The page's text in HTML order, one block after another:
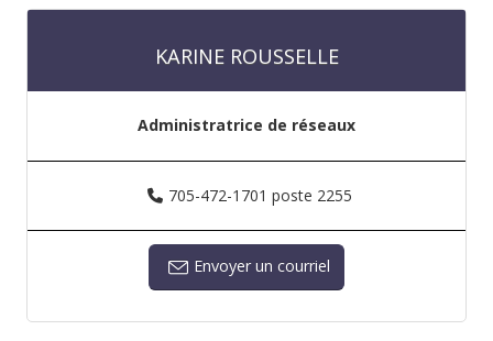
KARINE ROUSSELLE
Administratrice de réseaux
705-472-1701 poste 2255
Envoyer un courriel